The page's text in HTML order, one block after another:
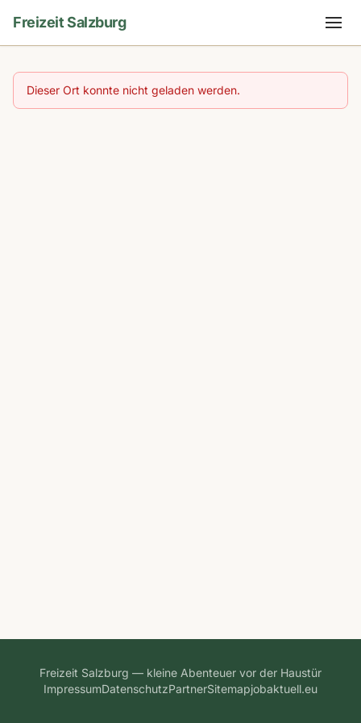
Freizeit Salzburg
Dieser Ort konnte nicht geladen werden.
Freizeit Salzburg — kleine Abenteuer vor der Haustür
ImpressumDatenschutzPartnerSitemapjobaktuell.eu